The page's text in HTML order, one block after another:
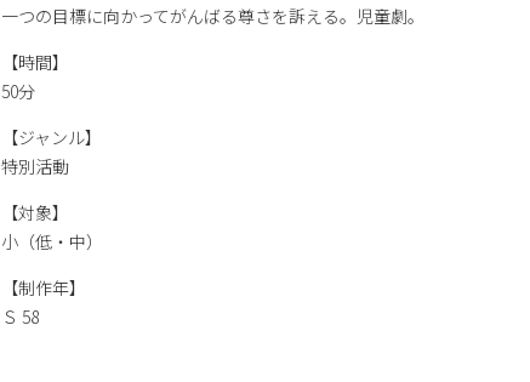
一つの目標に向かってがんばる尊さを訴える。児童劇。
【時間】
50分
【ジャンル】
特別活動
【対象】
小（低・中）
【制作年】
Ｓ 58